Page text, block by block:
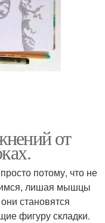
от
потому, что не
лишая мышцы
становятся
фигуру складки.